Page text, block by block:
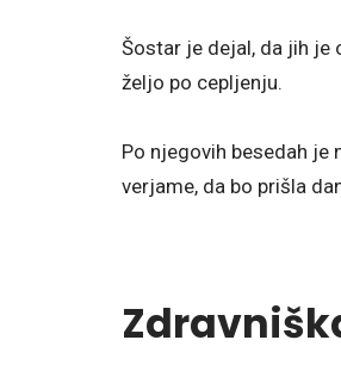
Šostar je dejal, da jih je
željo po cepljenju.
Po njegovih besedah ​​je
verjame, da bo prišla